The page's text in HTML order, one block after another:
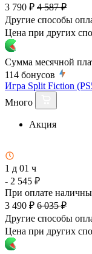
3 790 ₽ 4 587 ₽
Другие способы
Цена при других
Сумма месячной
114 бонусов
Игра Split Fiction
Много
Акция
1 д 01 ч
- 2 545 ₽
При оплате
3 490 ₽ 6 035 ₽
Другие способы
Цена при других